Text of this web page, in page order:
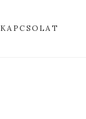
KAPCSOLAT